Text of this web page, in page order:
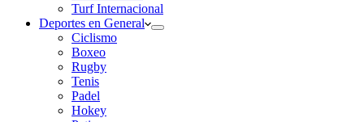
Turf Internacional
Deportes en General
Ciclismo
Boxeo
Rugby
Tenis
Padel
Hokey